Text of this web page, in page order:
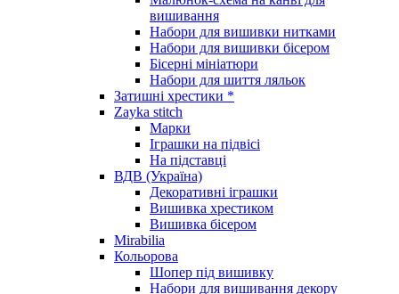
вишивання
Набори для вишивки нитками
Набори для вишивки бісером
Бісерні мініатюри
Набори для шиття ляльок
Затишні хрестики *
Zayka stitch
Марки
Іграшки на підвісі
На підставці
ВДВ (Україна)
Декоративні іграшки
Вишивка хрестиком
Вишивка бісером
Mirabilia
Кольорова
Шопер під вишивку
Набори для вишивання декору